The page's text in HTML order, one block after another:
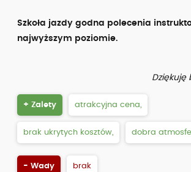
Szkoła jazdy godna polecenia
najwyższym poziomie.
Dziękuję
+ Zalety atrakcyjna cena,
brak ukrytych kosztów, dobra
- Wady brak